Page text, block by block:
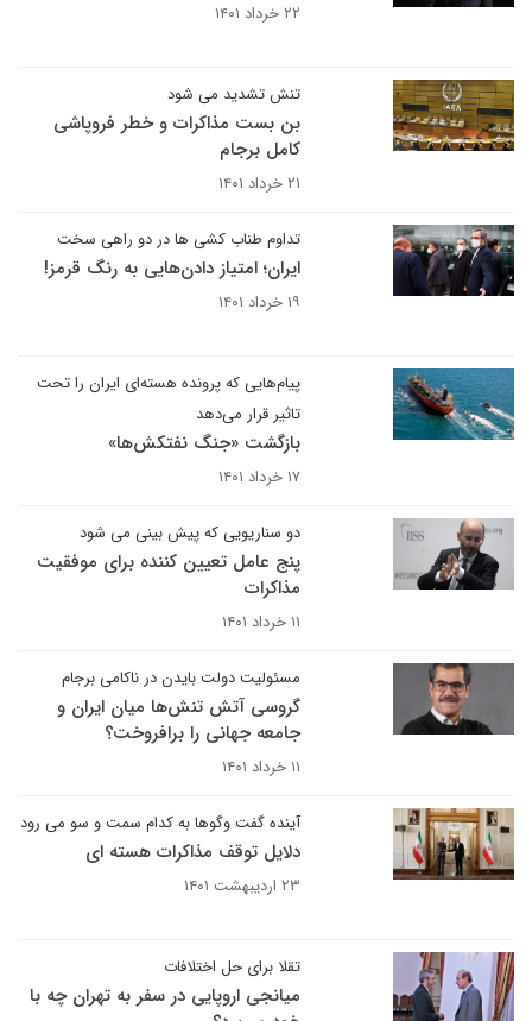
۲۲ خرداد ۱۴۰۱
تنش تشدید می شود
بن بست مذاکرات و خطر فروپاشی
کامل برجام
۲۱ خرداد ۱۴۰۱
تداوم طناب کشی ها در دو راهی سخت
ایران؛ امتیاز دادن‌هایی به رنگ قرمز!
۱۹ خرداد ۱۴۰۱
پیام‌هایی که پرونده هسته‌ای ایران را تحت
تاثیر قرار می‌دهد
بازگشت «جنگ نفتکش‌ها»
۱۷ خرداد ۱۴۰۱
دو سناریویی که پیش بینی می شود
پنج عامل تعیین کننده برای موفقیت
مذاکرات
۱۱ خرداد ۱۴۰۱
مسئولیت دولت بایدن در ناکامی برجام
گروسی آتش تنش‌ها میان ایران و
جامعه جهانی را برافروخت؟
۱۱ خرداد ۱۴۰۱
آینده گفت وگوها به کدام سمت و سو می رود
دلایل توقف مذاکرات هسته ای
۲۳ اردیبهشت ۱۴۰۱
تقلا برای حل اختلافات
میانجی اروپایی در سفر به تهران چه با